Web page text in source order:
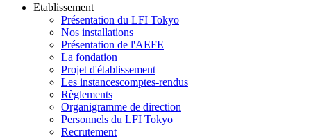
Etablissement
Présentation du LFI Tokyo
Nos installations
Présentation de l'AEFE
La fondation
Projet d'établissement
Les instancescomptes-rendus
Règlements
Organigramme de direction
Personnels du LFI Tokyo
Recrutement